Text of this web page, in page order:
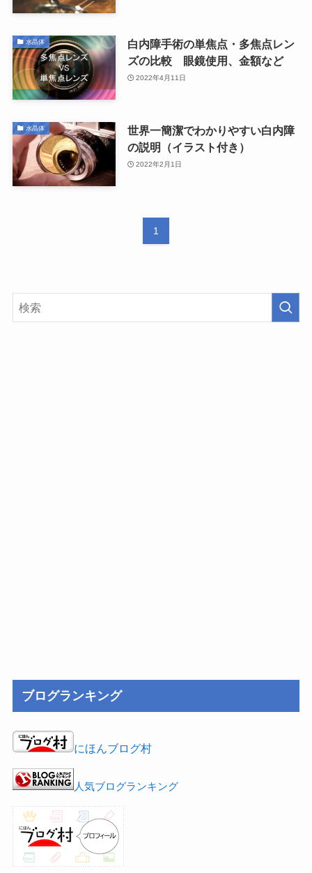
水晶体
白内障手術の単焦点・多焦点レン
ズの比較 眼鏡使用、金額など
2022年4月11日
水晶体
世界一簡潔でわかりやすい白内障
の説明（イラスト付き）
2022年2月1日
1
ブログランキング
にほんブログ村
人気ブログランキング